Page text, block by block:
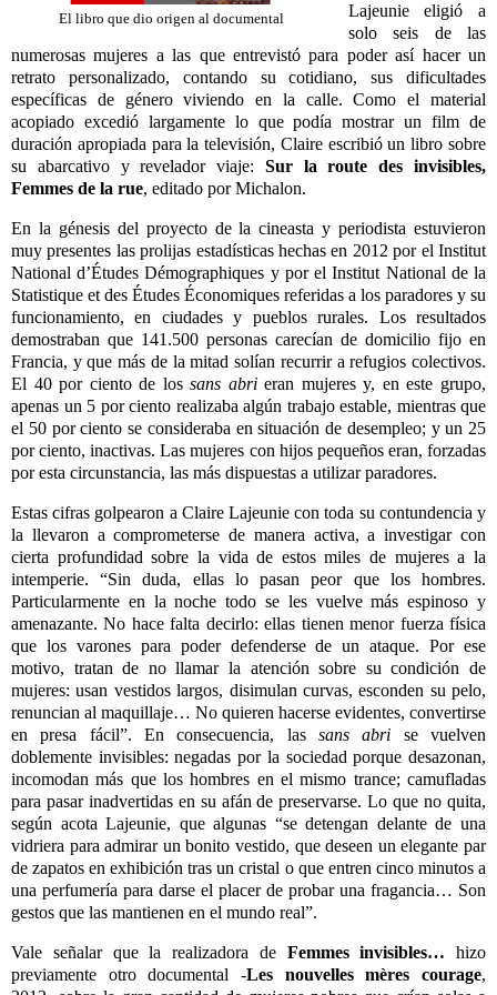
El libro que dio origen al documental
Lajeunie eligió a
solo seis de las
numerosas mujeres a las que entrevistó para poder así hacer un
retrato personalizado, contando su cotidiano, sus dificultades
específicas de género viviendo en la calle. Como el material
acopiado excedió largamente lo que podía mostrar un film de
duración apropiada para la televisión, Claire escribió un libro sobre
su abarcativo y revelador viaje: Sur la route des invisibles,
Femmes de la rue, editado por Michalon.
En la génesis del proyecto de la cineasta y periodista estuvieron
muy presentes las prolijas estadísticas hechas en 2012 por el Institut
National d’Études Démographiques y por el Institut National de la
Statistique et des Études Économiques referidas a los paradores y su
funcionamiento, en ciudades y pueblos rurales. Los resultados
demostraban que 141.500 personas carecían de domicilio fijo en
Francia, y que más de la mitad solían recurrir a refugios colectivos.
El 40 por ciento de lossans abrieran mujeres y, en este grupo,
apenas un 5 por ciento realizaba algún trabajo estable, mientras que
el 50 por ciento se consideraba en situación de desempleo; y un 25
por ciento, inactivas. Las mujeres con hijos pequeños eran, forzadas
por esta circunstancia, las más dispuestas a utilizar paradores.
Estas cifras golpearon a Claire Lajeunie con toda su contundencia y
la llevaron a comprometerse de manera activa, a investigar con
cierta profundidad sobre la vida de estos miles de mujeres a la
intemperie. “Sin duda, ellas lo pasan peor que los hombres.
Particularmente en la noche todo se les vuelve más espinoso y
amenazante. No hace falta decirlo: ellas tienen menor fuerza física
que los varones para poder defenderse de un ataque. Por ese
motivo, tratan de no llamar la atención sobre su condición de
mujeres: usan vestidos largos, disimulan curvas, esconden su pelo,
renuncian al maquillaje… No quieren hacerse evidentes, convertirse
en presa fácil”. En consecuencia, las sans abri se vuelven
doblemente invisibles: negadas por la sociedad porque desazonan,
incomodan más que los hombres en el mismo trance; camufladas
para pasar inadvertidas en su afán de preservarse. Lo que no quita,
según acota Lajeunie, que algunas “se detengan delante de una
vidriera para admirar un bonito vestido, que deseen un elegante par
de zapatos en exhibición tras un cristal o que entren cinco minutos a
una perfumería para darse el placer de probar una fragancia… Son
gestos que las mantienen en el mundo real”.
Vale señalar que la realizadora de Femmes invisibles… hizo
previamente otro documental -Les nouvelles mères courage,